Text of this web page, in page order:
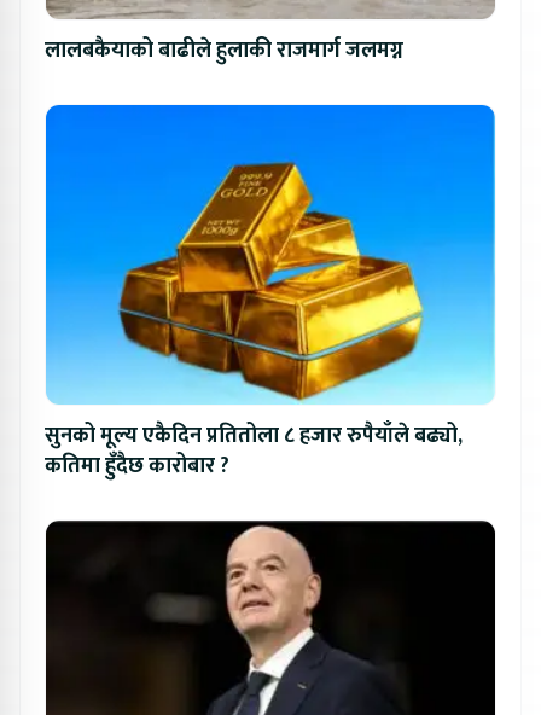
लालबकैयाको बाढीले हुलाकी राजमार्ग जलमग्न
सुनको मूल्य एकैदिन प्रतितोला ८ हजार रुपैयाँले बढ्यो,
कतिमा हुँदैछ कारोबार ?